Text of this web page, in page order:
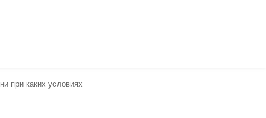
при каких условиях